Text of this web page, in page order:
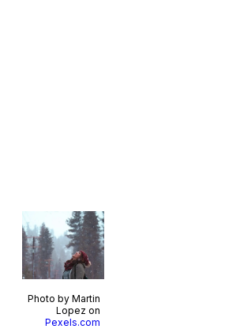
Photo by Martin
Lopez on
Pexels.com